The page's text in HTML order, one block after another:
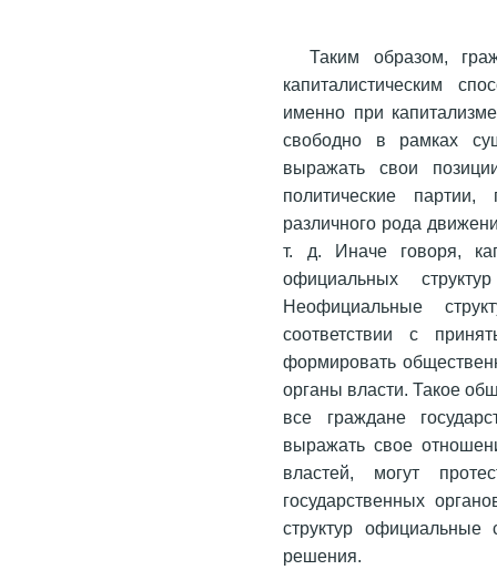
Таким образом,
капиталистическим
именно при
свободно в рамках
выражать свои
политические
различного рода
т. д. Иначе говоря,
официальных
Неофициальные
соответствии с
формировать
органы власти. Такое
все граждане
выражать свое
властей, могут
государственных
структур официальные
решения.